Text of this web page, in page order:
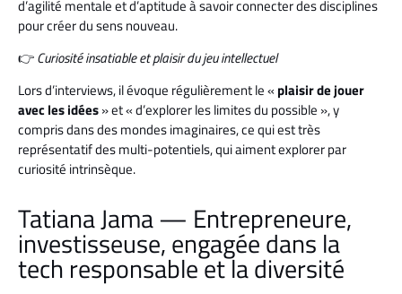
d’agilité mentale et d’aptitude à savoir connecter des disciplines
pour créer du sens nouveau.
👉Curiosité insatiable et plaisir du jeu intellectuel
Lors d’interviews, il évoque régulièrement le « plaisir de jouer
avec les idées» et « d’explorer les limites du possible », y
compris dans des mondes imaginaires, ce qui est très
représentatif des multi-potentiels, qui aiment explorer par
curiosité intrinsèque.
Tatiana Jama — Entrepreneure,
investisseuse, engagée dans la
tech responsable et la diversité